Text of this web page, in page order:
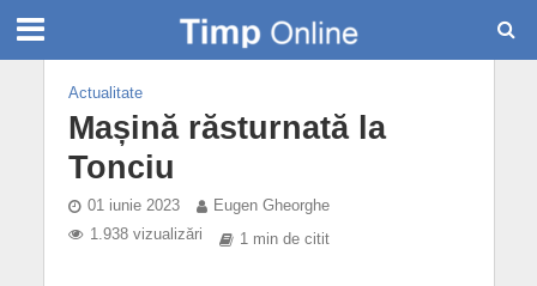
Actualitate
Mașină răsturnată la
Tonciu
01 iunie 2023
Eugen Gheorghe
1.938 vizualizări
1 min de citit